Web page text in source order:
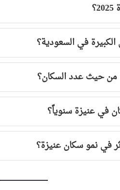
في السعودية؟
من حيث عدد السكان؟
في عنيزة سنوياً؟
في نمو سكان عنيزة؟